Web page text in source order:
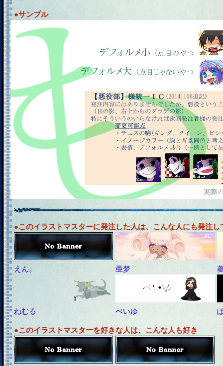
●サンプル
●このイラストマスターに発注した人は、こんな人にも発注し
えん。 亜梦
ねむる ぺいゆ
●このイラストマスターを好きな人は、こんな人も好き